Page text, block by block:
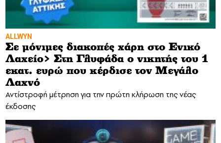
ALLWYN
Σε μόνιμες διακοπές χάρη στο Ενικό
Λαχείο> Στη Γλυφάδα ο νικητής του 1
εκατ. ευρώ που κέρδισε τον Μεγάλο
Λαχνό
Αντίστροφή μέτρηση για την πρώτη κλήρωση της νέας
έκδοσης